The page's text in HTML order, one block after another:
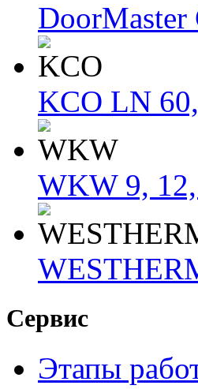
DoorMaster
KCO LN
WKW 9,
Сервис
Этапы